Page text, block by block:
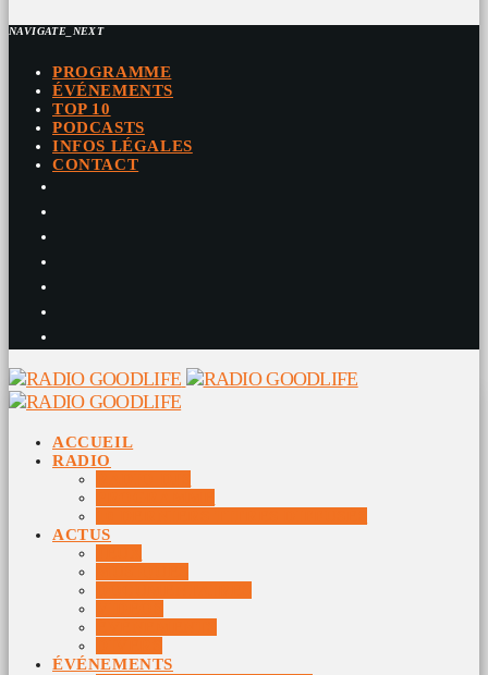
NAVIGATE_NEXT
PROGRAMME
ÉVÉNEMENTS
TOP 10
PODCASTS
INFOS LÉGALES
CONTACT
ACCUEIL
RADIO
ACTUS
ÉVÉNEMENTS